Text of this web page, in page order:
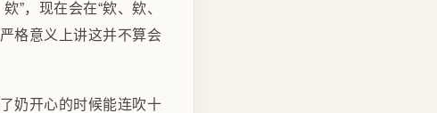
”，现在会在“欸、欸、
格意义上讲这并不算会
奶开心的时候能连吹十